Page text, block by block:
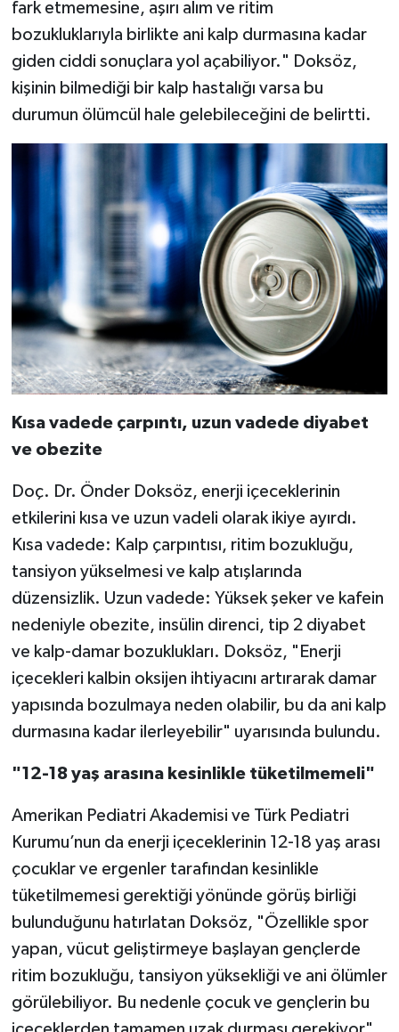
fark etmemesine, aşırı alım ve ritim
bozukluklarıyla birlikte ani kalp durmasına kadar
giden ciddi sonuçlara yol açabiliyor." Doksöz,
kişinin bilmediği bir kalp hastalığı varsa bu
durumun ölümcül hale gelebileceğini de belirtti.
Kısa vadede çarpıntı, uzun vadede diyabet
ve obezite
Doç. Dr. Önder Doksöz, enerji içeceklerinin
etkilerini kısa ve uzun vadeli olarak ikiye ayırdı.
Kısa vadede: Kalp çarpıntısı, ritim bozukluğu,
tansiyon yükselmesi ve kalp atışlarında
düzensizlik. Uzun vadede: Yüksek şeker ve kafein
nedeniyle obezite, insülin direnci, tip 2 diyabet
ve kalp-damar bozuklukları. Doksöz, "Enerji
içecekleri kalbin oksijen ihtiyacını artırarak damar
yapısında bozulmaya neden olabilir, bu da ani kalp
durmasına kadar ilerleyebilir" uyarısında bulundu.
"12-18 yaş arasına kesinlikle tüketilmemeli"
Amerikan Pediatri Akademisi ve Türk Pediatri
Kurumu’nun da enerji içeceklerinin 12-18 yaş arası
çocuklar ve ergenler tarafından kesinlikle
tüketilmemesi gerektiği yönünde görüş birliği
bulunduğunu hatırlatan Doksöz, "Özellikle spor
yapan, vücut geliştirmeye başlayan gençlerde
ritim bozukluğu, tansiyon yüksekliği ve ani ölümler
görülebiliyor. Bu nedenle çocuk ve gençlerin bu